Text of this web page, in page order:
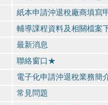
紙本申請沖退稅廠商填寫
輔導課程資料及相關檔案
最新消息
聯絡窗口★
電子化申請沖退稅業務簡
常見問題